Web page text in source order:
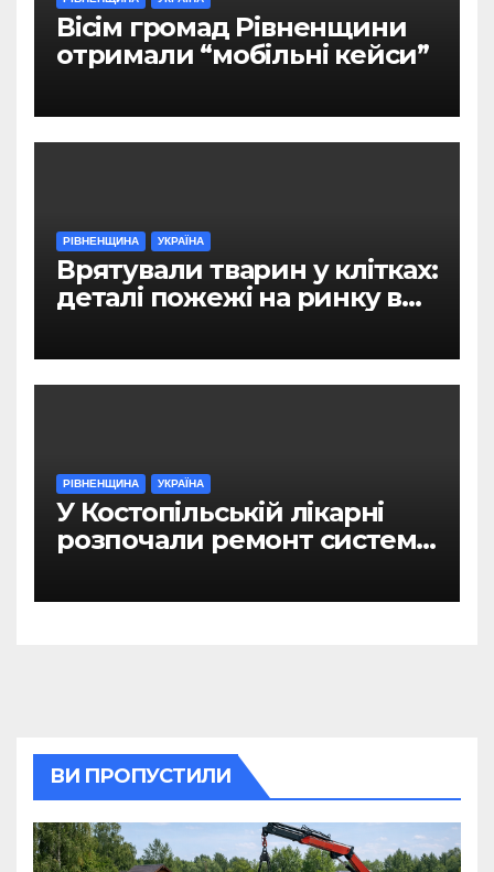
Вісім громад Рівненщини
отримали “мобільні кейси”
РІВНЕНЩИНА УКРАЇНА
Врятували тварин у клітках:
деталі пожежі на ринку в
РІВНЕНЩИНА УКРАЇНА
У Костопільській лікарні
розпочали ремонт системи
ВИ ПРОПУСТИЛИ